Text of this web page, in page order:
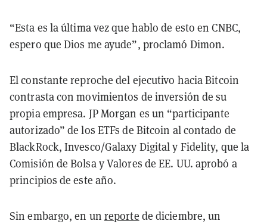
“Esta es la última vez que hablo de esto en CNBC,
espero que Dios me ayude”, proclamó Dimon.
El constante reproche del ejecutivo hacia Bitcoin
contrasta con movimientos de inversión de su
propia empresa. JP Morgan es un “participante
autorizado” de los ETFs de Bitcoin al contado de
BlackRock, Invesco/Galaxy Digital y Fidelity, que la
Comisión de Bolsa y Valores de EE. UU. aprobó a
principios de este año.
Sin embargo, en un reporte de diciembre, un